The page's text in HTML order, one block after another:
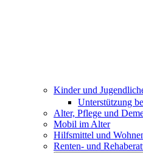
Kinder und
Unterstützung
Alter, Pflege und
Mobil im Alter
Hilfsmittel und
Renten- und